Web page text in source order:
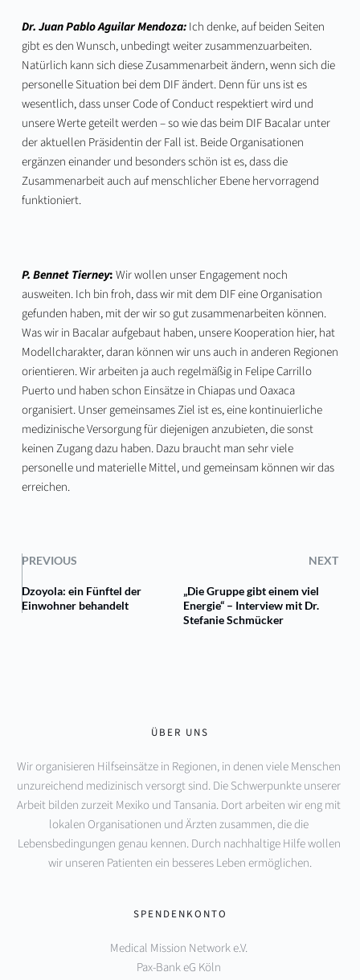
Dr. Juan Pablo Aguilar Mendoza:Ich denke, auf beiden Seiten
gibt es den Wunsch, unbedingt weiter zusammenzuarbeiten.
Natürlich kann sich diese Zusammenarbeit ändern, wenn sich die
personelle Situation bei dem DIF ändert. Denn für uns ist es
wesentlich, dass unser Code of Conduct respektiert wird und
unsere Werte geteilt werden – so wie das beim DIF Bacalar unter
der aktuellen Präsidentin der Fall ist. Beide Organisationen
ergänzen einander und besonders schön ist es, dass die
Zusammenarbeit auch auf menschlicher Ebene hervorragend
funktioniert.
P. Bennet Tierney:Wir wollen unser Engagement noch
ausweiten. Ich bin froh, dass wir mit dem DIF eine Organisation
gefunden haben, mit der wir so gut zusammenarbeiten können.
Was wir in Bacalar aufgebaut haben, unsere Kooperation hier, hat
Modellcharakter, daran können wir uns auch in anderen Regionen
orientieren. Wir arbeiten ja auch regelmäßig in Felipe Carrillo
Puerto und haben schon Einsätze in Chiapas und Oaxaca
organisiert. Unser gemeinsames Ziel ist es, eine kontinuierliche
medizinische Versorgung für diejenigen anzubieten, die sonst
keinen Zugang dazu haben. Dazu braucht man sehr viele
personelle und materielle Mittel, und gemeinsam können wir das
erreichen.
PREVIOUS NEXT
Dzoyola: ein Fünftel der
Einwohner behandelt
„Die Gruppe gibt einem viel
Energie“ – Interview mit Dr.
Stefanie Schmücker
ÜBER UNS
Wir organisieren Hilfseinsätze in Regionen, in denen viele Menschen
unzureichend medizinisch versorgt sind. Die Schwerpunkte unserer
Arbeit bilden zurzeit Mexiko und Tansania. Dort arbeiten wir eng mit
lokalen Organisationen und Ärzten zusammen, die die
Lebensbedingungen genau kennen. Durch nachhaltige Hilfe wollen
wir unseren Patienten ein besseres Leben ermöglichen.
SPENDENKONTO
Medical Mission Network e.V.
Pax-Bank eG Köln